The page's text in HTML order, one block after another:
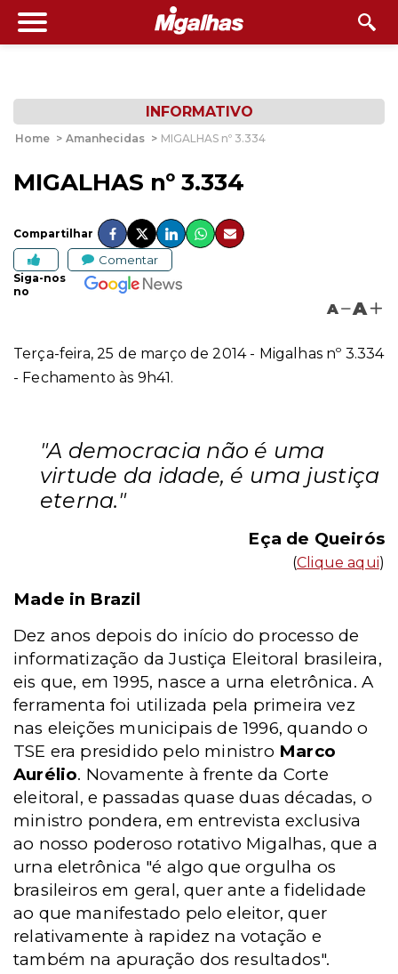
INFORMATIVO
Home > Amanhecidas > MIGALHAS nº 3.334
MIGALHAS nº 3.334
Compartilhar
Comentar
Siga-nos
no
A A
Terça-feira, 25 de março de 2014 - Migalhas nº 3.334
- Fechamento às 9h41.
"A democracia não é uma
virtude da idade, é uma justiça
eterna."
Eça de Queirós
(Clique aqui)
Made in Brazil
Dez anos depois do início do processo de
informatização da Justiça Eleitoral brasileira,
eis que, em 1995, nasce a urna eletrônica. A
ferramenta foi utilizada pela primeira vez
nas eleições municipais de 1996, quando o
TSE era presidido pelo ministro Marco
Aurélio. Novamente à frente da Corte
eleitoral, e passadas quase duas décadas, o
ministro pondera, em entrevista exclusiva
ao nosso poderoso rotativo Migalhas, que a
urna eletrônica "é algo que orgulha os
brasileiros em geral, quer ante a fidelidade
ao que manifestado pelo eleitor, quer
relativamente à rapidez na votação e
também na apuração dos resultados".